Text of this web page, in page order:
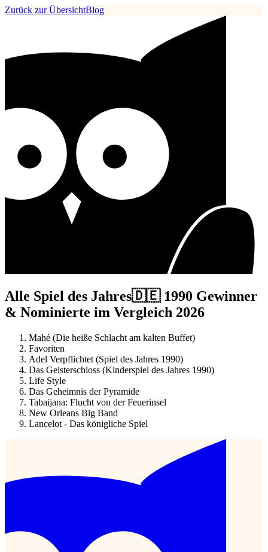
Zurück zur ÜbersichtBlog
Alle Spiel des Jahres🇩🇪 1990 Gewinner
& Nominierte im Vergleich 2026
Mahé (Die heiße Schlacht am kalten Buffet)
Favoriten
Adel Verpflichtet (Spiel des Jahres 1990)
Das Geisterschloss (Kinderspiel des Jahres 1990)
Life Style
Das Geheimnis der Pyramide
Tabaijana: Flucht von der Feuerinsel
New Orleans Big Band
Lancelot - Das königliche Spiel